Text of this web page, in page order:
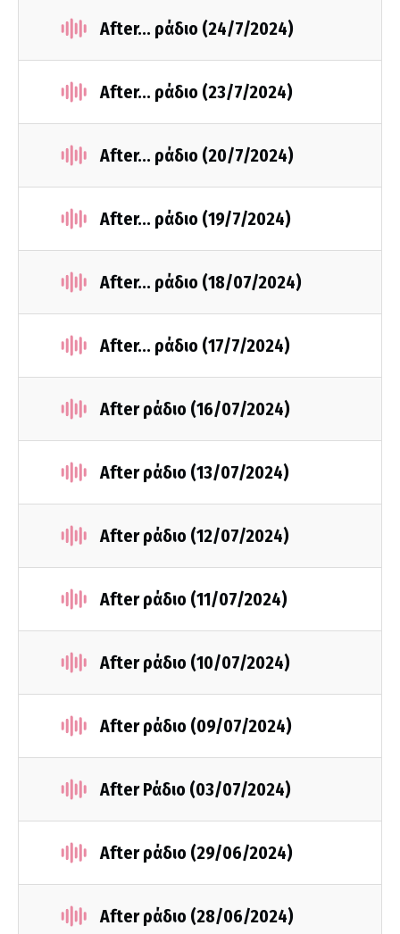
After... ράδιο (24/7/2024)
After... ράδιο (23/7/2024)
After... ράδιο (20/7/2024)
After... ράδιο (19/7/2024)
After... ράδιο (18/07/2024)
After... ράδιο (17/7/2024)
After ράδιο (16/07/2024)
After ράδιο (13/07/2024)
After ράδιο (12/07/2024)
After ράδιο (11/07/2024)
After ράδιο (10/07/2024)
After ράδιο (09/07/2024)
After Ράδιο (03/07/2024)
After ράδιο (29/06/2024)
After ράδιο (28/06/2024)